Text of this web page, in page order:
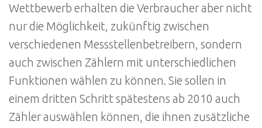
Wettbewerb erhalten die Verbraucher aber nicht
nur die Möglichkeit, zukünftig zwischen
verschiedenen Messstellenbetreibern, sondern
auch zwischen Zählern mit unterschiedlichen
Funktionen wählen zu können. Sie sollen in
einem dritten Schritt spätestens ab 2010 auch
Zähler auswählen können, die ihnen zusätzliche